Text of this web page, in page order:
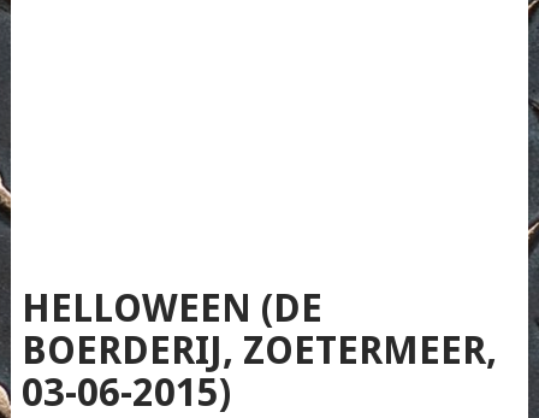
HELLOWEEN (DE
BOERDERIJ, ZOETERMEER,
03-06-2015)